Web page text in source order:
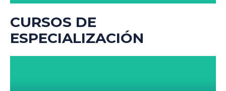
CURSOS DE
ESPECIALIZACIÓN